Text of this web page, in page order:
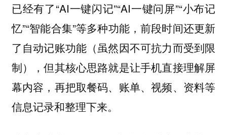
已经有了“AI一键闪记”“AI一键问屏”“小布记
忆”“智能合集”等多种功能，前段时间还更新
了自动记账功能（虽然因不可抗力而受到限
制），但其核心思路就是让手机直接理解屏
幕内容，再把取餐码、账单、视频、资料等
信息记录和整理下来。